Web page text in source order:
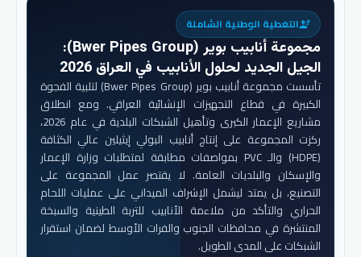
engineeringالتغطية الوطنية الشاملة
مجموعة أنابيب بوير (Bwer Pipes Group)
:
الجيل الجديد لحلول الأنابيب في العراق 2026
تأسست مجموعة أنابيب بوير (Bwer Pipes Group) لتلبية الفجوة
الكبيرة في قطاع التجهيزات الإنشائية العراقي. ومع انطلاق
مشاريع الإعمار الكبرى وتأهيل الشبكات البلدية في عام 2026،
ركزت المجموعة على إنتاج أنابيب البولي إيثيلين عالي الكثافة
(HDPE) والـ PVC بمواصفات مطابقة لمتطلبات وزارة الإعمار
والإسكان والبلديات العامة. لا يقتصر عمل المجموعة على
التصنيع، بل يمتد ليشمل الإشراف الميداني على عمليات اللحام
الحراري والتأكد من ملاءمة الأنابيب للتربة الطينية والسبخة
المنتشرة في محافظات الجنوب والفرات الأوسط لضمان استقرار
الشبكات على المدى الطويل.